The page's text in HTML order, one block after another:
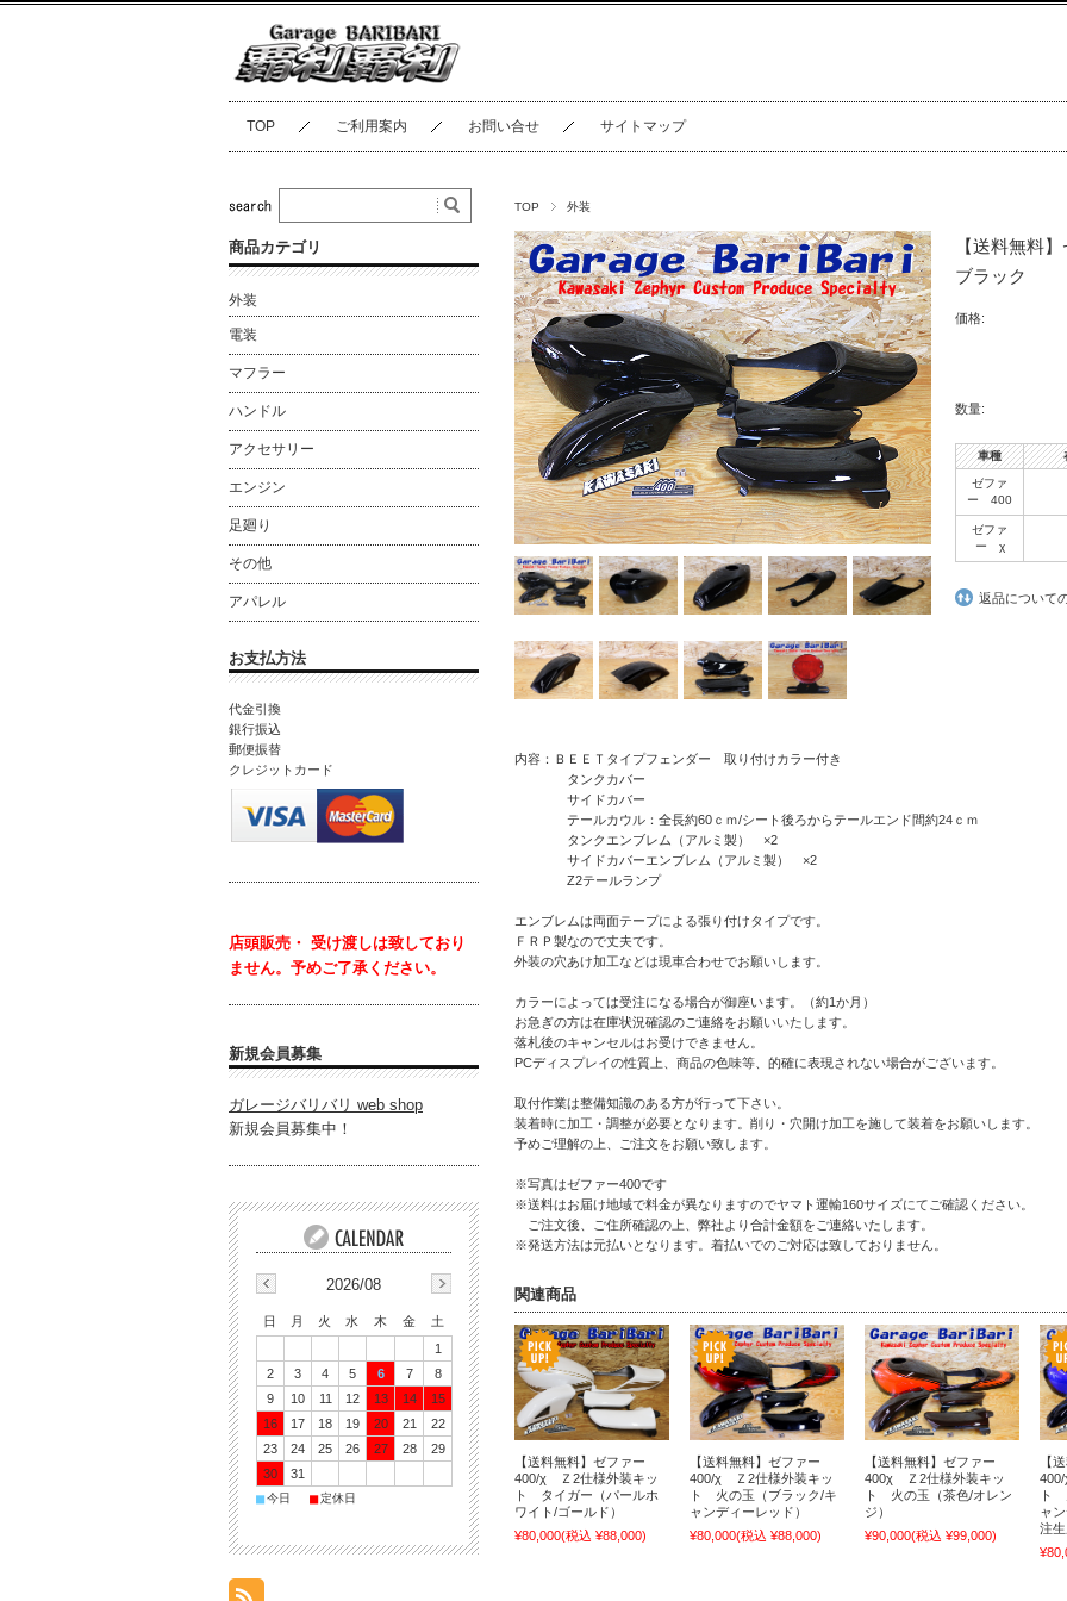
TOP ご利用案内 お問い合せ サイトマップ
TOP 外装
【送料無料
ブラック
価格:
数量:
車種
ゼファ
ー 400
ゼファ
ー χ
返品について
内容：ＢＥＥＴタイプフェンダー 取り付けカラー付き
タンクカバー
サイドカバー
テールカウル：全長約60ｃｍ/シート後ろからテールエンド間約24ｃｍ
タンクエンブレム（アルミ製） ×2
サイドカバーエンブレム（アルミ製） ×2
Z2テールランプ
エンブレムは両面テープによる張り付けタイプです。
ＦＲＰ製なので丈夫です。
外装の穴あけ加工などは現車合わせでお願いします。
カラーによっては受注になる場合が御座います。（約1か月）
お急ぎの方は在庫状況確認のご連絡をお願いいたします。
落札後のキャンセルはお受けできません。
PCディスプレイの性質上、商品の色味等、的確に表現されない場合がございます。
取付作業は整備知識のある方が行って下さい。
装着時に加工・調整が必要となります。削り・穴開け加工を施して装着をお願いします。
予めご理解の上、ご注文をお願い致します。
※写真はゼファー400です
※送料はお届け地域で料金が異なりますのでヤマト運輸160サイズにてご確認ください。
ご注文後、ご住所確認の上、弊社より合計金額をご連絡いたします。
※発送方法は元払いとなります。着払いでのご対応は致しておりません。
関連商品
【送料無料】ゼファー
400/χ Ｚ2仕様外装キッ
ト タイガー（パールホ
ワイト/ゴールド）
¥80,000(税込 ¥88,000)
【送料無料】ゼファー
400/χ Ｚ2仕様外装キッ
ト 火の玉（ブラック/キ
ャンディーレッド）
¥80,000(税込 ¥88,000)
【送料無料】ゼファー
400χ Ｚ2仕様外装キッ
ト 火の玉（茶色/オレン
ジ）
¥90,000(税込 ¥99,000)
【
ト
ャ
注
商品カテゴリ
外装
電装
マフラー
ハンドル
アクセサリー
エンジン
足廻り
その他
アパレル
お支払方法
代金引換
銀行振込
郵便振替
クレジットカード
店頭販売・ 受け渡しは致しており
ません。 予めご了承ください。
新規会員募集
ガレージバリバリ web shop
新規会員募集中！
2026/08
日 月 火 水 木 金
土
1
2
3 4 5 6 7
8
9
10 11 12 13 14
15
16
17 18 19 20 21
22
23
24 25 26 27 28
29
30
31
■今日 ■定休日